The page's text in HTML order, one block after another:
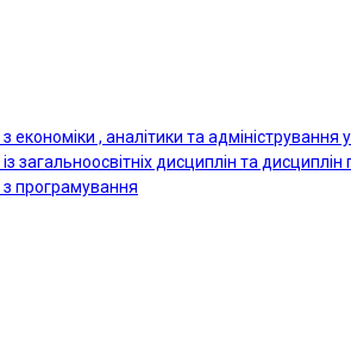
економіки , аналітики та адміністрування у
загальноосвітніх дисциплін та
з програмування